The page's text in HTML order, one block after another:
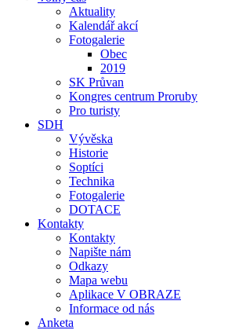
Aktuality
Kalendář akcí
Fotogalerie
Obec
2019
SK Průvan
Kongres centrum Proruby
Pro turisty
SDH
Vývěska
Historie
Soptíci
Technika
Fotogalerie
DOTACE
Kontakty
Kontakty
Napište nám
Odkazy
Mapa webu
Aplikace V OBRAZE
Informace od nás
Anketa